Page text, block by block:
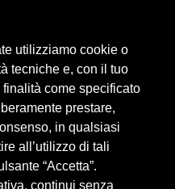
utilizziamo cookie o
tecniche e, con il tuo
come specificato
prestare,
in qualsiasi
all’utilizzo di tali
“Accetta”.
continui senza
/ Fornitori
S.R.L.